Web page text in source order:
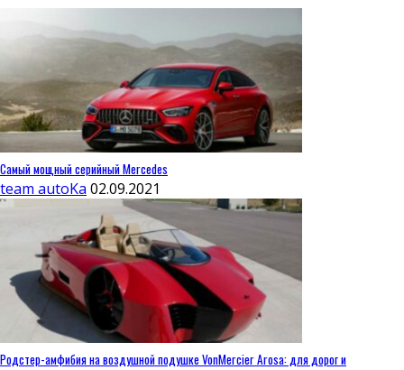
Самый мощный серийный Mercedes
team autoKa 02.09.2021
Родстер-амфибия на воздушной подушке VonMercier Arosa: для дорог и